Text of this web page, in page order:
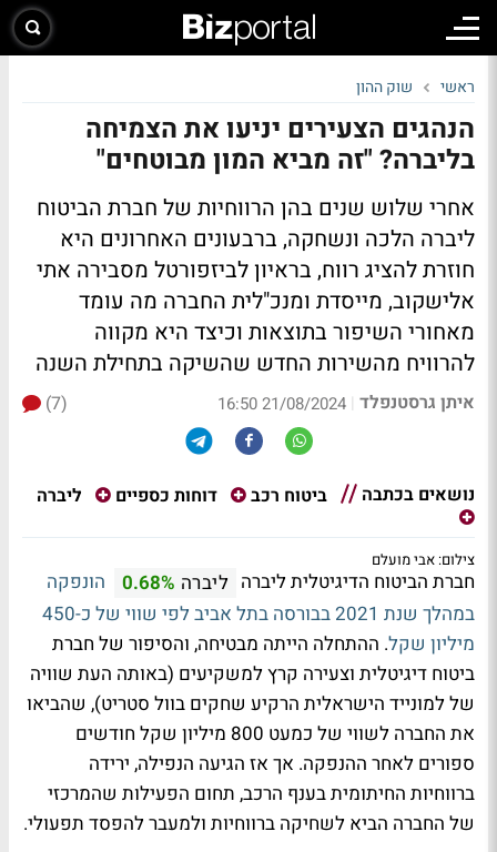
ראשי שוק ההון
הנהגים הצעירים יניעו את הצמיחה
בליברה? "זה מביא המון מבוטחים"
אחרי שלוש שנים בהן הרווחיות של חברת הביטוח
ליברה הלכה ונשחקה, ברבעונים האחרונים היא
חוזרת להציג רווח, בראיון לביזפורטל מסבירה אתי
אלישקוב, מייסדת ומנכ"לית החברה מה עומד
מאחורי השיפור בתוצאות וכיצד היא מקווה
להרוויח מהשירות החדש שהשיקה בתחילת השנה
איתן גרסטנפלד |
21/08/2024 16:50
(7)
נושאים בכתבה ביטוח רכב דוחות כספיים ליברה
צילום: אבי מועלם
חברת הביטוח הדיגיטלית ליברה ליברה 0.68%
הונפקה
במהלך שנת 2021 בבורסה בתל אביב לפי שווי של כ-450
מיליון שקל. ההתחלה הייתה מבטיחה, והסיפור של חברת
ביטוח דיגיטלית וצעירה קרץ למשקיעים (באותה העת שוויה
של למונייד הישראלית הרקיע שחקים בוול סטריט), שהביאו
את החברה לשווי של כמעט 800 מיליון שקל חודשים
ספורים לאחר ההנפקה. אך אז הגיעה הנפילה, ירידה
ברווחיות החיתומית בענף הרכב, תחום הפעילות שהמרכזי
של החברה הביא לשחיקה ברווחיות ולמעבר להפסד תפעולי.